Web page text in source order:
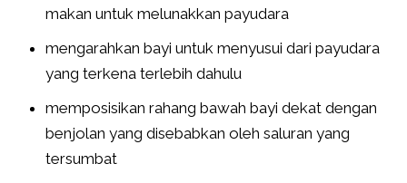
makan untuk melunakkan payudara
mengarahkan bayi untuk menyusui dari payudara
yang terkena terlebih dahulu
memposisikan rahang bawah bayi dekat dengan
benjolan yang disebabkan oleh saluran yang
tersumbat